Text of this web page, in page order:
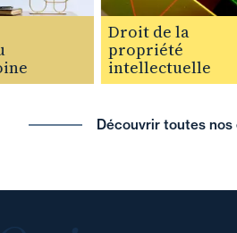
Droit de la
propriété
intellectuelle
Découvrir toutes